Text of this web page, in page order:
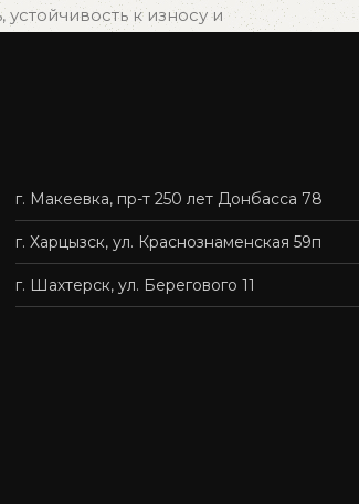
к износу и
вариант, и мы быстро организуем
быстро и без лишних хлопот.
каждому.
г. Макеевка, пр-т 250 лет Донбасса 78
г. Харцызск, ул. Краснознаменская 59п
г. Шахтерск, ул. Берегового 11